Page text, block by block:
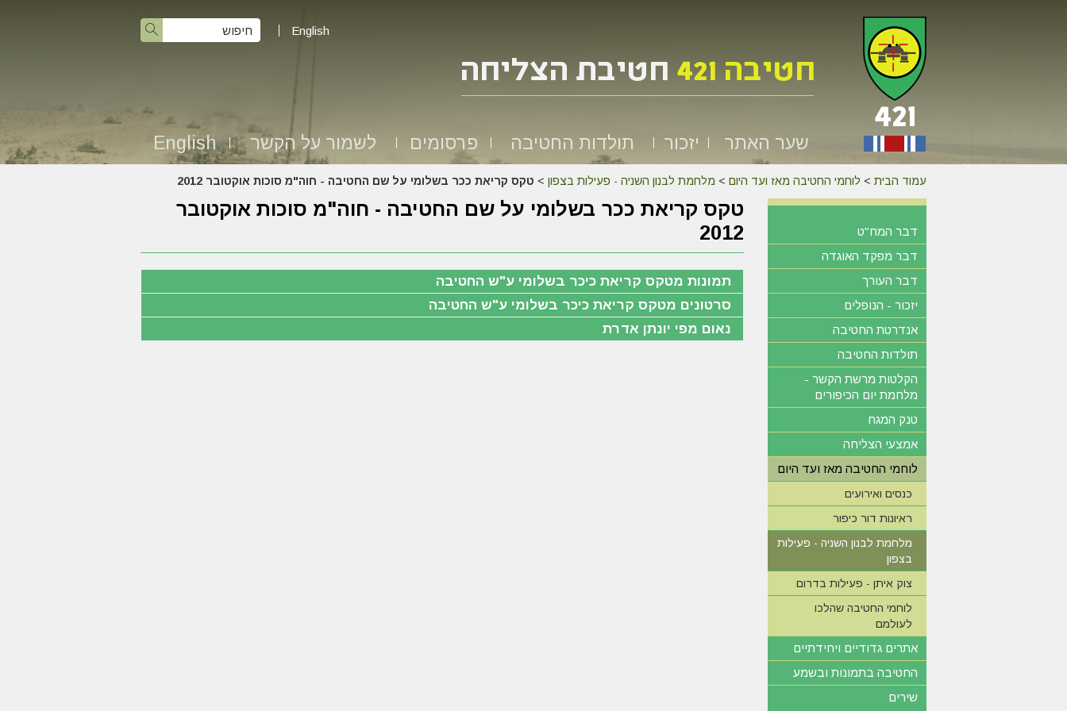
English
שער האתר יזכור תולדות החטיבה פרסומים לשמור על הקשר English
עמוד הבית > לוחמי החטיבה מאז ועד היום > מלחמת לבנון השניה - פעילות בצפון > טקס קריאת ככר בשלומי על שם החטיבה - חוה"מ סוכות אוקטובר 2012
טקס קריאת ככר בשלומי על שם החטיבה - חוה"מ סוכות אוקטובר
2012
תמונות מטקס קריאת כיכר בשלומי ע"ש החטיבה
סרטונים מטקס קריאת כיכר בשלומי ע"ש החטיבה
נאום מפי יונתן אדרת
דבר המח"ט
דבר מפקד האוגדה
דבר העורך
יזכור - הנופלים
אנדרטת החטיבה
תולדות החטיבה
הקלטות מרשת הקשר -
מלחמת יום הכיפורים
טנק המגח
אמצעי הצליחה
לוחמי החטיבה מאז ועד היום
כנסים ואירועים
ראיונות דור כיפור
מלחמת לבנון השניה - פעילות
בצפון
צוק איתן - פעילות בדרום
לוחמי החטיבה שהלכו
לעולמם
אתרים גדודיים ויחידתיים
החטיבה בתמונות ובשמע
שירים